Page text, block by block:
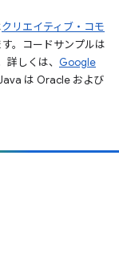
クリエイティブ・コモ
。コードサンプルは
詳しくは、 Google
は Oracle および